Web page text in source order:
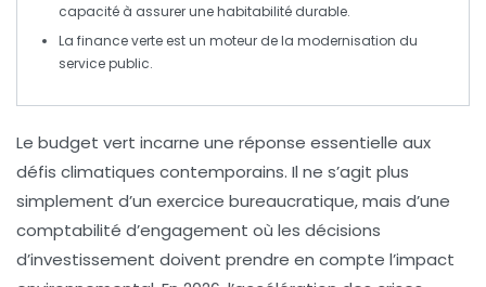
capacité à assurer unehabitabilité durable.
La finance verte est un moteur de la modernisation du
service public.
Le budget vert incarne une réponse essentielle aux
défis climatiques contemporains. Il ne s’agit plus
simplement d’un exercice bureaucratique, mais d’une
comptabilité d’engagement où les décisions
d’investissement doivent prendre en compte l’impact